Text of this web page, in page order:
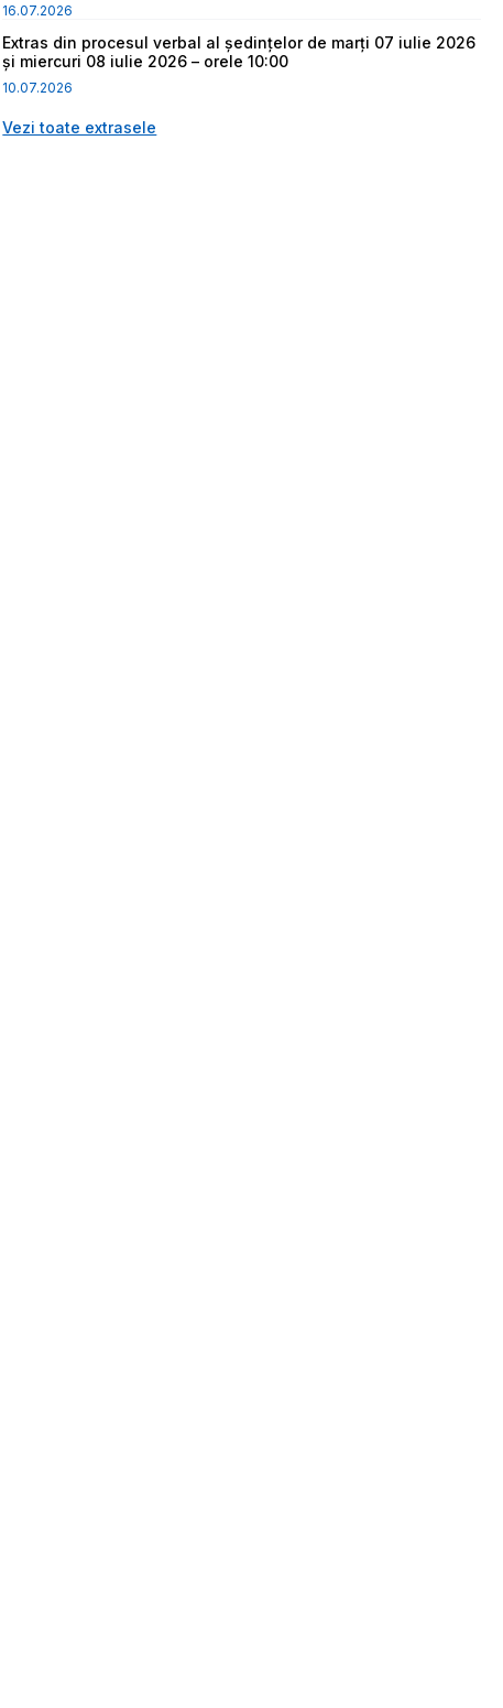
16.07.2026
Extras din procesul verbal al ședințelor de marți 07 iulie 2026
și miercuri 08 iulie 2026 – orele 10:00
10.07.2026
Vezi toate extrasele